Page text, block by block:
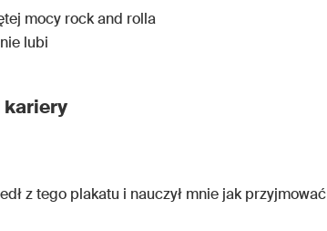
mocy rock and rolla
lubi
kariery
z tego plakatu i nauczył mnie jak przyjmować